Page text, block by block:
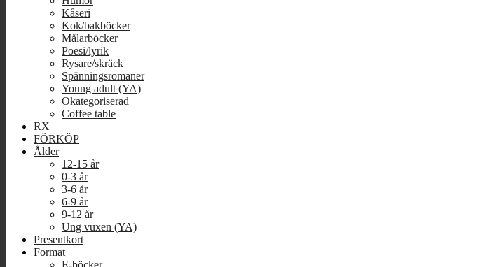
Kåseri
Kok/bakböcker
Målarböcker
Poesi/lyrik
Rysare/skräck
Spänningsromaner
Young adult (YA)
Okategoriserad
Coffee table
RX
FÖRKÖP
Ålder
12-15 år
0-3 år
3-6 år
6-9 år
9-12 år
Ung vuxen (YA)
Presentkort
Format
E-böcker